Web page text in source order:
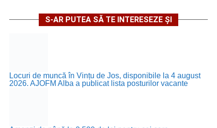
S-AR PUTEA SĂ TE INTERESEZE ȘI
Locuri de muncă în Vințu de Jos, disponibile la 4 august
2026. AJOFM Alba a publicat lista posturilor vacante